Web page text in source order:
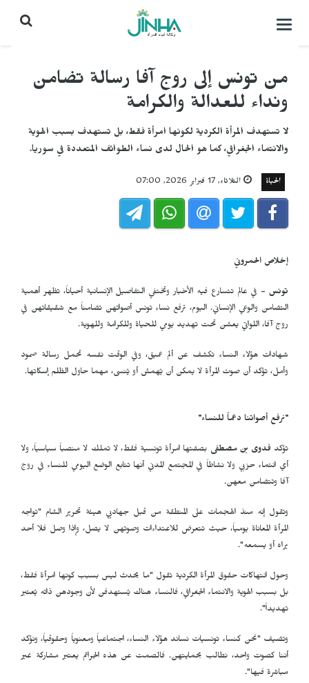
التحكم
من تونس إلى روج آفا رسالة تضامن
ونداء للعدالة والكرامة
لا تستهدف المرأة الكردية لكونها امرأة فقط، بل تستهدف بسبب الهوية
والانتماء الجغرافي، كما هو الحال لدى نساء الطوائف المتعددة في سوريا.
الحياة الثلاثاء, 17 فبراير 2026, 07:00
إخلاص الحمروني
تونس - في عالم تتسارع فيه الأخبار وتختفي التفاصيل الإنسانية أحياناً، تظهر أهمية
التضامن والوعي الإنساني. اليوم، ترفع نساء تونس أصواتهن تضامناً مع شقيقاتهن في
روج آفا، اللواتي يعشن تحت تهديد يومي للحياة وللكرامة وللهوية.
شهادات هؤلاء النساء تكشف عن ألم عميق، وفي الوقت نفسه تحمل رسالة صمود
وأمل، تؤكد أن صوت المرأة لا يمكن أن يُهمش أو يُنسى، مهما حاول الظلم إسكاتها.
"نرفع أصواتنا دعماً للنساء"
تؤكد فدوى بن مصطفى بصفتها امرأة تونسية فقط، لا تملك لا منصباً سياسياً، ولا
أي انتماء حزبي ولا نشاطاً في المجتمع المدني أنها تتابع الوضع اليومي للنساء في روج
آفا وتتضامن معهن.
وتقول إنه منذ الهجمات على المنطقة من قبل جهاديي هيئة تحرير الشام "تواجه
المرأة المعاناة يومياً، حيث تتعرض للاعتداءات وصوتهن لا يصل، وإذا وصل فلا أحد
يراه أو يسمعه".
وحول انتهاكات حقوق المرأة الكردية تقول "ما يحدث ليس بسبب كونها امرأة فقط،
بل بسبب الهوية والانتماء الجغرافي، فالنساء هناك يُستهدفن لأن وجودهن ذاته يُعتبر
تهديداً".
وتضيف "نحن كنساء تونسيات نساند هؤلاء النساء، اجتماعياً ومعنوياً وحقوقياً، ونؤكد
أننا كصوت واحد، نطالب بحمايتهن. فالصمت عن هذه الجرائم يعتبر مشاركة غير
مباشرة فيها".